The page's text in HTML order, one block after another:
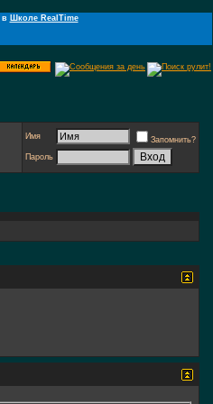
в Школе RealTime
Имя
Запомнить?
Пароль